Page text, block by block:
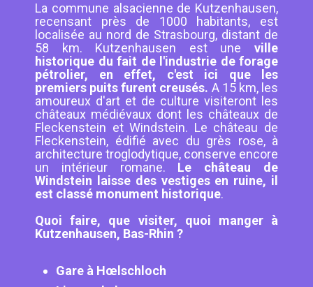
La commune alsacienne de Kutzenhausen,
recensant près de 1000 habitants, est
localisée au nord de Strasbourg, distant de
58 km. Kutzenhausen est une ville
historique du fait de l'industrie de forage
pétrolier, en effet, c'est ici que les
premiers puits furent creusés. A 15 km, les
amoureux d'art et de culture visiteront les
châteaux médiévaux dont les châteaux de
Fleckenstein et Windstein. Le château de
Fleckenstein, édifié avec du grès rose, à
architecture troglodytique, conserve encore
un intérieur romane. Le château de
Windstein laisse des vestiges en ruine, il
est classé monument historique.
Quoi faire, que visiter, quoi manger à
Kutzenhausen, Bas-Rhin ?
Gare à Hœlschloch